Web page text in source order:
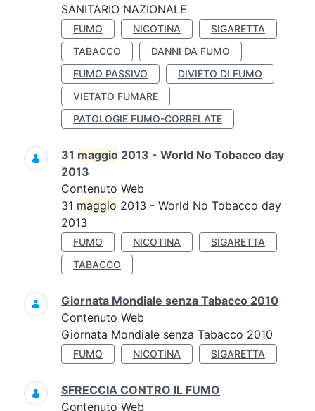
SANITARIO NAZIONALE
FUMO NICOTINA
SIGARETTA
TABACCO
DANNI DA FUMO
FUMO PASSIVO
DIVIETO DI FUMO
VIETATO FUMARE
PATOLOGIE FUMO-CORRELATE
31 maggio 2013 - World No Tobacco day
2013
Contenuto Web
31 maggio 2013 - World No Tobacco day
2013
FUMO NICOTINA
SIGARETTA
TABACCO
Giornata Mondiale senza Tabacco 2010
Contenuto Web
Giornata Mondiale senza Tabacco 2010
FUMO NICOTINA SIGARETTA
SFRECCIA CONTRO IL FUMO
Contenuto Web